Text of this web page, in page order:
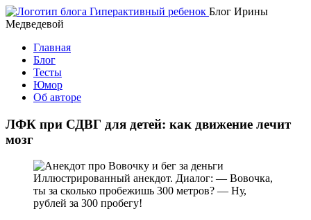
Блог Ирины
Медведевой
Главная
Блог
Тесты
Юмор
Об авторе
ЛФК при СДВГ для детей: как движение лечит
мозг
Иллюстрированный анекдот. Диалог: — Вовочка,
ты за сколько пробежишь 300 метров? — Ну,
рублей за 300 пробегу!